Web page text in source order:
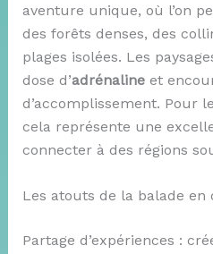
aventure unique, où l’on
des forêts denses, des
plages isolées. Les
dose d’adrénalineet
d’accomplissement. Pour
cela représente une
connecter à des régions
Les atouts de la balade en
Partage d’expériences :